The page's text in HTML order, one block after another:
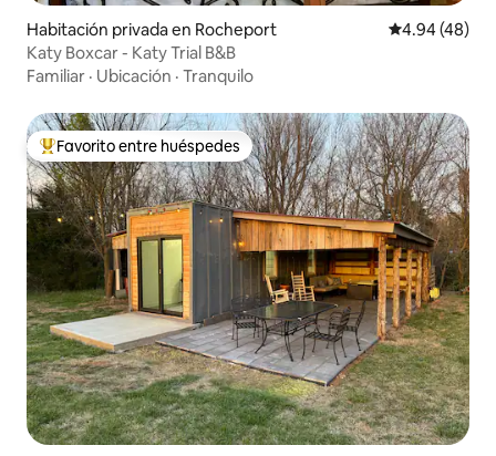
Habitación privada en Rocheport Calificación
4.94 (48)
Katy Boxcar - Katy Trial B&B
Familiar · Ubicación · Tranquilo
De los mejores en Favorito entre huéspedes
Favorito entre huéspedes